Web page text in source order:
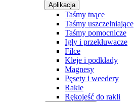
Aplikacja
Taśmy tnące
Taśmy uszczelniające
Taśmy pomocnicze
Igły i przekłuwacze
Filce
Kleje i podkłady
Magnesy
Pęsety i weedery
Rakle
Rękojeść do rakli